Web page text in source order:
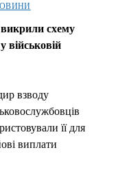
схему
військовій
взводу
її для
виплати